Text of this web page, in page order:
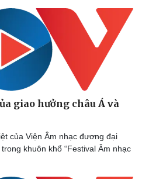
Công nghệ
Sành điệu
giao hưởng châu Á và
của Viện Âm nhạc đương đại
khuôn khổ “Festival Âm nhạc